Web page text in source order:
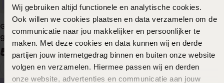
Wij gebruiken altijd functionele en analytische cookies.
Ook willen we cookies plaatsen en data verzamelen om de
communicatie naar jou makkelijker en persoonlijker te
maken. Met deze cookies en data kunnen wij en derde
partijen jouw internetgedrag binnen en buiten onze website
volgen en verzamelen. Hiermee passen wij en derden
onze website, advertenties en communicatie aan jouw
Gerecycled stainless steel
goldplated ketting met
figaroschakel voor heren
59
Gerecycled stainless steel
herenketting
gourmetschakel
69
Huidige
1